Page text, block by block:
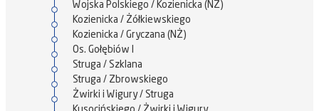
Wojska Polskiego / Kozienicka (NŻ)
Kozienicka / Żółkiewskiego
Kozienicka / Gryczana (NŻ)
Os. Gołębiów I
Struga / Szklana
Struga / Zbrowskiego
Żwirki i Wigury / Struga